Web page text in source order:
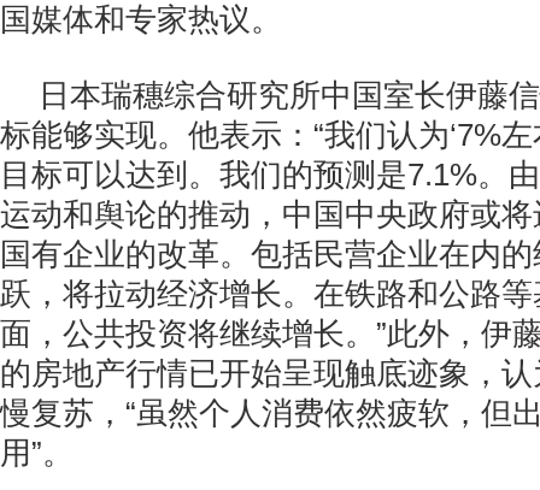
国媒体和专家热议。
日本瑞穗综合研究所中国室长伊藤
标能够实现。他表示：“我们认为‘7%
目标可以达到。我们的预测是7.1%。
运动和舆论的推动，中国中央政府或
国有企业的改革。包括民营企业在内
跃，将拉动经济增长。在铁路和公路
面，公共投资将继续增长。”此外，伊
的房地产行情已开始呈现触底迹象，
慢复苏，“虽然个人消费依然疲软，但
用”。